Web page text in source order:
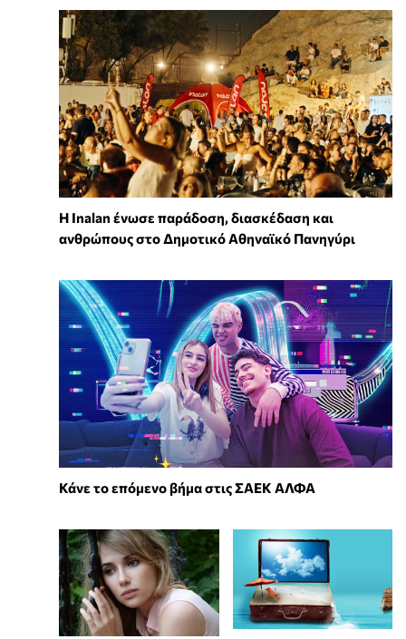
Η Inalan ένωσε παράδοση, διασκέδαση και
ανθρώπους στο Δημοτικό Αθηναϊκό Πανηγύρι
Κάνε το επόμενο βήμα στις ΣΑΕΚ ΑΛΦΑ